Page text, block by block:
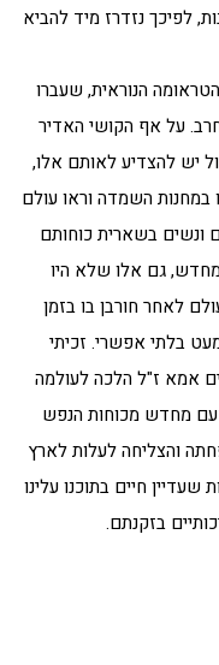
לפיכך נזדרז מיד להביא
הנוראית, שעברו
על אף הקושי האדיר
יש להצדיע לאותם אלו,
במחנות השמדה וראו עולם
ונשים בשארית כוחותם
גם אלו שלא היו
לאחר חורבן בו בזמן
בלתי אפשרי. זכיתי
אמא ז"ל הלכה לעולמה
מחדש מכוחות הנפש
והצליחה לעלות לארץ
חיים בתוכנו עלינו
בזקנתם.